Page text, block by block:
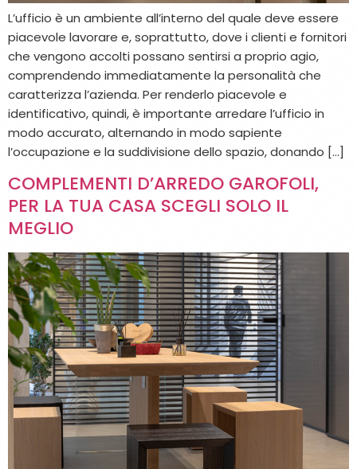
L’ufficio è un ambiente all’interno del quale deve essere
piacevole lavorare e, soprattutto, dove i clienti e fornitori
che vengono accolti possano sentirsi a proprio agio,
comprendendo immediatamente la personalità che
caratterizza l’azienda. Per renderlo piacevole e
identificativo, quindi, è importante arredare l’ufficio in
modo accurato, alternando in modo sapiente
l’occupazione e la suddivisione dello spazio, donando […]
COMPLEMENTI D’ARREDO GAROFOLI,
PER LA TUA CASA SCEGLI SOLO IL
MEGLIO